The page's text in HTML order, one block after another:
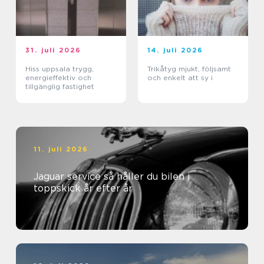
31. juli 2026
Hiss uppsala trygg,
energieffektiv och
tillgänglig fastighet
14. juli 2026
Trikåtyg mjukt, följsamt
och enkelt att sy i
11. juli 2026
Jaguar service så håller du bilen i
toppskick år efter år